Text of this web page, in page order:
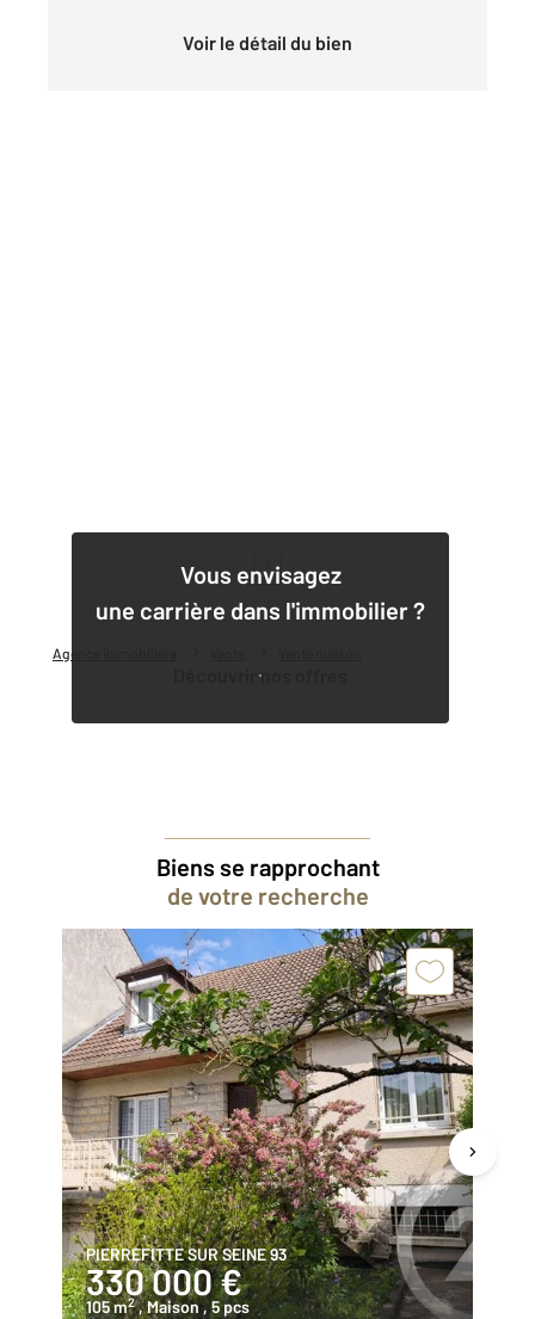
Agence immobilière
Voir le détail du bien
Vous envisagez
une carrière dans l'immobilier ?
Découvrir nos offres
1
Biens se rapprochant
de votre recherche
PIERREFITTE SUR SEINE 93
330 000 €
105 m2 , Maison , 5 pcs